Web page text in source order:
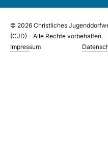
© 2026 Christliches
(CJD) - Alle Rechte vorbehalten.
Impressum